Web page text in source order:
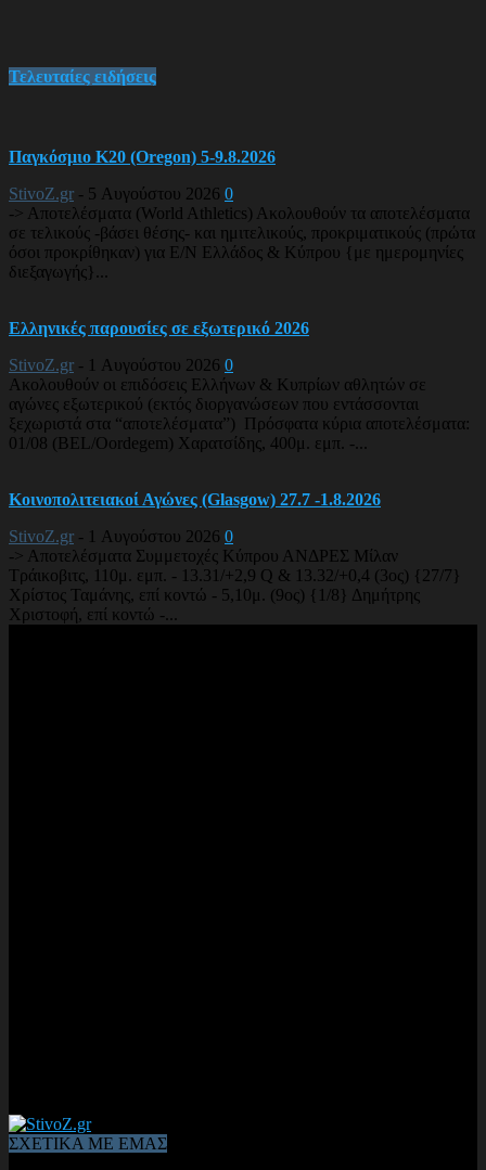
Τελευταίες ειδήσεις
Παγκόσμιο Κ20 (Oregon) 5-9.8.2026
StivoZ.gr - 5 Αυγούστου 2026 0
-> Αποτελέσματα (World Athletics) Ακολουθούν τα αποτελέσματα
σε τελικούς -βάσει θέσης- και ημιτελικούς, προκριματικούς (πρώτα
όσοι προκρίθηκαν) για Ε/Ν Ελλάδος & Κύπρου {με ημερομηνίες
διεξαγωγής}...
Ελληνικές παρουσίες σε εξωτερικό 2026
StivoZ.gr - 1 Αυγούστου 2026 0
Ακολουθούν οι επιδόσεις Ελλήνων & Κυπρίων αθλητών σε
αγώνες εξωτερικού (εκτός διοργανώσεων που εντάσσονται
ξεχωριστά στα “αποτελέσματα”) Πρόσφατα κύρια αποτελέσματα:
01/08 (BEL/Oordegem) Χαρατσίδης, 400μ. εμπ. -...
Κοινοπολιτειακοί Αγώνες (Glasgow) 27.7 -1.8.2026
StivoZ.gr - 1 Αυγούστου 2026 0
-> Αποτελέσματα Συμμετοχές Κύπρου ΑΝΔΡΕΣ Μίλαν
Τράικοβιτς, 110μ. εμπ. - 13.31/+2,9 Q & 13.32/+0,4 (3ος) {27/7}
Χρίστος Ταμάνης, επί κοντώ - 5,10μ. (9ος) {1/8} Δημήτρης
Χριστοφή, επί κοντώ -...
ΣΧΕΤΙΚΑ ΜΕ ΕΜΑΣ